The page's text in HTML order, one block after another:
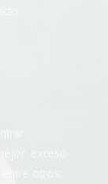
exceso
otros.